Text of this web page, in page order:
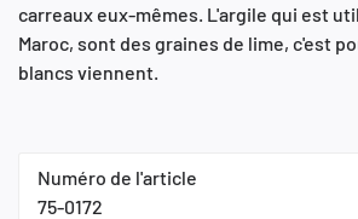
carreaux eux-mêmes. L'argile qui est
Maroc, sont des graines de lime, c'est
blancs viennent.
Numéro de l'article
75-0172